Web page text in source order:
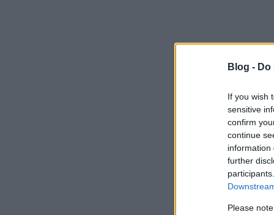
Blog -
If you wish
sensitive
confirm
continue
information
further
Please